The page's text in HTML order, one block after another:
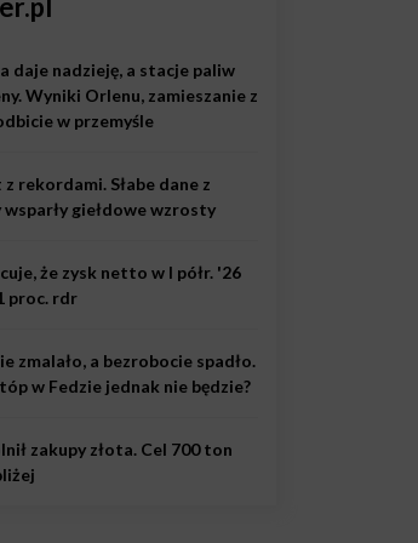
daje nadzieję, a stacje paliw
Wyniki Orlenu, zamieszanie z
w przemyśle
rekordami. Słabe dane z
wsparły giełdowe wzrosty
że zysk netto w I półr. '26
proc. rdr
zmalało, a bezrobocie spadło.
w Fedzie jednak nie będzie?
zakupy złota. Cel 700 ton